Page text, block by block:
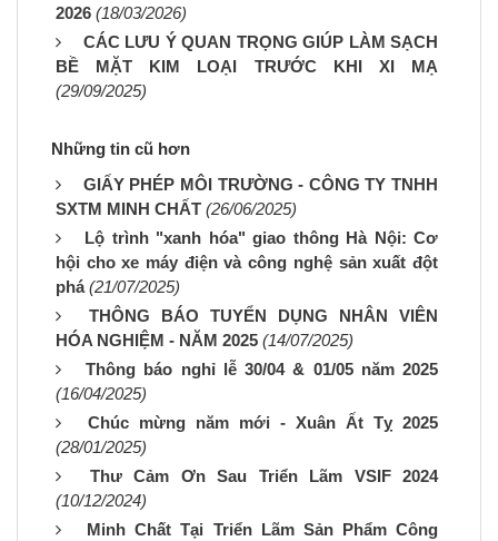
2026 (18/03/2026)
CÁC LƯU Ý QUAN TRỌNG GIÚP LÀM SẠCH
BỀ MẶT KIM LOẠI TRƯỚC KHI XI MẠ
(29/09/2025)
Những tin cũ hơn
GIẤY PHÉP MÔI TRƯỜNG - CÔNG TY TNHH
SXTM MINH CHẤT (26/06/2025)
Lộ trình "xanh hóa" giao thông Hà Nội: Cơ
hội cho xe máy điện và công nghệ sản xuất đột
phá (21/07/2025)
THÔNG BÁO TUYỂN DỤNG NHÂN VIÊN
HÓA NGHIỆM - NĂM 2025 (14/07/2025)
Thông báo nghỉ lễ 30/04 & 01/05 năm 2025
(16/04/2025)
Chúc mừng năm mới - Xuân Ất Tỵ 2025
(28/01/2025)
Thư Cảm Ơn Sau Triển Lãm VSIF 2024
(10/12/2024)
Minh Chất Tại Triển Lãm Sản Phẩm Công